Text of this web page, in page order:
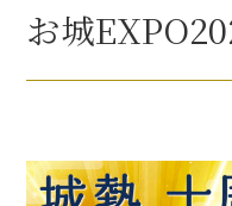
名古屋＜秀長＞観
お城